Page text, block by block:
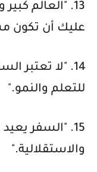
13. "العالم
عليك أن تكون
14. "لا تعتبر
للتعلم والنمو."
15. "السفر
والاستقلالية."